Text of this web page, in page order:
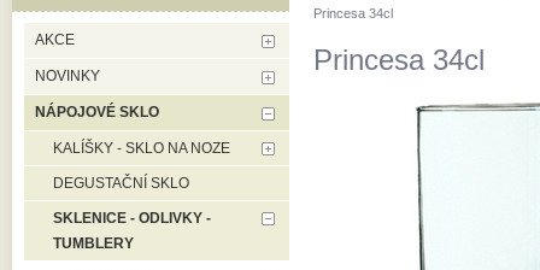
Princesa 34cl
Princesa 34cl
AKCE
NOVINKY
NÁPOJOVÉ SKLO
KALÍŠKY - SKLO NA NOZE
DEGUSTAČNÍ SKLO
SKLENICE - ODLIVKY -
TUMBLERY